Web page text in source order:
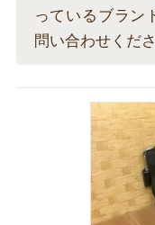
っているブラン
問い合わせくださ